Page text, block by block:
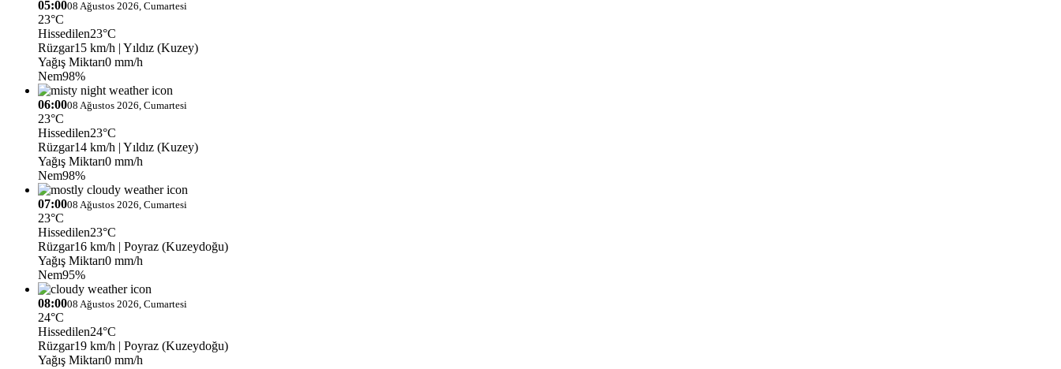
05:0008 Ağustos 2026, Cumartesi
23°C
Hissedilen23°C
Rüzgar15 km/h | Yıldız (Kuzey)
Yağış Miktarı0 mm/h
Nem98%
06:0008 Ağustos 2026, Cumartesi
23°C
Hissedilen23°C
Rüzgar14 km/h | Yıldız (Kuzey)
Yağış Miktarı0 mm/h
Nem98%
07:0008 Ağustos 2026, Cumartesi
23°C
Hissedilen23°C
Rüzgar16 km/h | Poyraz (Kuzeydoğu)
Yağış Miktarı0 mm/h
Nem95%
08:0008 Ağustos 2026, Cumartesi
24°C
Hissedilen24°C
Rüzgar19 km/h | Poyraz (Kuzeydoğu)
Yağış Miktarı0 mm/h